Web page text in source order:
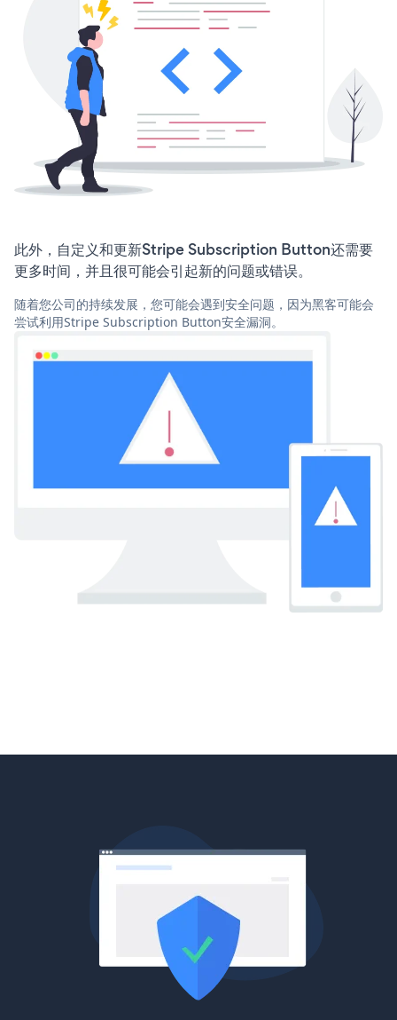
此外，自定义和更新Stripe Subscription Button还需要
更多时间，并且很可能会引起新的问题或错误。
随着您公司的持续发展，您可能会遇到安全问题，因为黑客可能会
尝试利用Stripe Subscription Button安全漏洞。